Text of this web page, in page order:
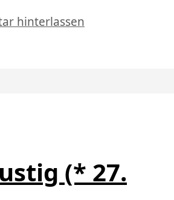
hinterlassen
(* 27.